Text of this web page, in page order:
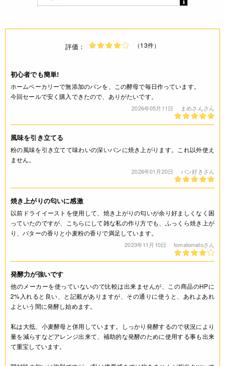
評価： （13件）
初心者でも簡単!
ホームベーカリーで無添加のパンを、この酵母で毎日作っています。
今回セールで安く購入できたので、ありがたいです。
2026年05月11日 まめさんさん
風味を引き立てる
粉の風味を引き立てて味わいの深いパンに焼き上がります。これ以外使え
ません。
2026年01月20日 パン好きさん
焼き上がりの匂いに感激
以前ドライイーストを使用して、焼き上がりの匂いが余り好ましくなく困
っていたのですが、こちらにして雑な私の作り方でも、ふっくら焼き上が
り、バターの香りと小麦粉の香りで満足しています。
2023年11月10日 tomatomatoさん
発酵力が強いです
他のメーカーを使っていないので比較は出来ませんが、この商品のHPに
2%入れると良い、と記載がありますが、その通りに使うと、あれよあれ
よという間に発酵し始めます。
私は大抵、小麦酵母と併用しています。しっかり発酵するので状況により
量を減らすなどアレンジ出来て、補助的な発酵のために使用する事も出来
て重宝しています。